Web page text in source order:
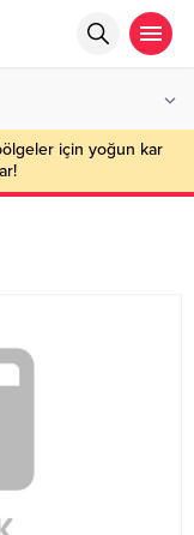
için yoğun kar